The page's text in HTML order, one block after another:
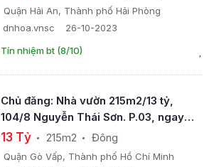
Quận Hải An, Thành phố Hải Phòng
dnhoa.vnsc
26-10-2023
Tín nhiệm bt (8/10)
Chủ đăng: Nhà vườn 215m2/13 tỷ,
104/8 Nguyễn Thái Sơn. P.03, ngay
BV.175.
13 Tỷ 215m2 Đông
Quận Gò Vấp, Thành phố Hồ Chí Minh